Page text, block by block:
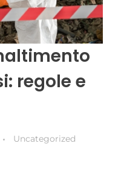
regole e
Uncategorized